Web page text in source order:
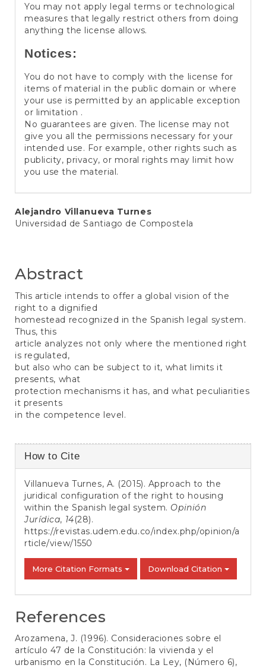
You may not apply legal terms or technological
measures that legally restrict others from doing
anything the license allows.
Notices:
You do not have to comply with the license for
items of material in the public domain or where
your use is permitted by an applicable exception
or limitation .
No guarantees are given. The license may not
give you all the permissions necessary for your
intended use. For example, other rights such as
publicity, privacy, or moral rights may limit how
you use the material.
Main
Article
Alejandro Villanueva Turnes
Universidad de Santiago de Compostela
Abstract
This article intends to offer a global vision of the
right to a dignified
homestead recognized in the Spanish legal system.
Thus, this
article analyzes not only where the mentioned right
is regulated,
but also who can be subject to it, what limits it
presents, what
protection mechanisms it has, and what peculiarities
it presents
in the competence level.
Article
Details
How to Cite
Villanueva Turnes, A. (2015). Approach to the
juridical configuration of the right to housing
within the Spanish legal system. Opinión
Jurídica, 14(28).
https://revistas.udem.edu.co/index.php/opinion/a
rticle/view/1550
More Citation Formats Download Citation
References
Arozamena, J. (1996). Consideraciones sobre el
artículo 47 de la Constitución: la vivienda y el
urbanismo en la Constitución. La Ley, (Número 6),